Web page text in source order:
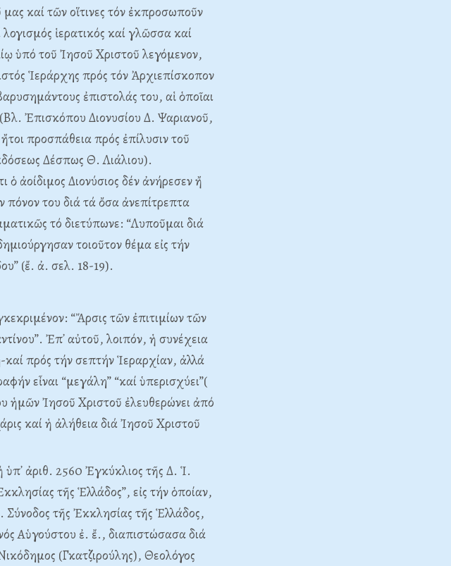
καί τῶν οἵτινες τόν ἐκπροσωποῦν
ἱερατικός καί γλῶσσα καί
ὑπό τοῦ Ἰησοῦ Xριστοῦ λεγόμενον,
Ἱεράρχης πρός τόν Ἀρχιεπίσκοπον
ἐπιστολάς του, αἱ ὁποῖαι
Ἐπισκόπου Διονυσίου Δ. Ψαριανοῦ,
προσπάθεια πρός ἐπίλυσιν τοῦ
Δέσπως Θ. Λιάλιου).
ἀοίδιμος Διονύσιος δέν ἀνήρεσεν ἤ
πόνον του διά τά ὄσα ἀνεπίτρεπτα
τό διετύπωνε: “Λυποῦμαι διά
τοιοῦτον θέμα εἰς τήν
(ἔ. ἀ. σελ. 18-19).
“Ἄρσις τῶν ἐπιτιμίων τῶν
Ἐπ᾽ αὐτοῦ, λοιπόν, ἡ συνέχεια
πρός τήν σεπτήν Ἱεραρχίαν, ἀλλά
εἶναι “μεγάλη” “καί ὑπερισχύει”(
ἡμῶν Ἰησοῦ Xριστοῦ ἐλευθερώνει ἀπό
καί ἡ ἀλήθεια διά Ἰησοῦ Xριστοῦ
ἀριθ. 2560 Ἐγκύκλιος τῆς Δ. Ἱ.
τῆς Ἑλλάδος”, εἰς τήν ὁποίαν,
τῆς Ἐκκλησίας τῆς Ἑλλάδος,
Aὑγούστου ἐ. ἔ., διαπιστώσασα διά
(Γκατζιρούλης), Θεολόγος